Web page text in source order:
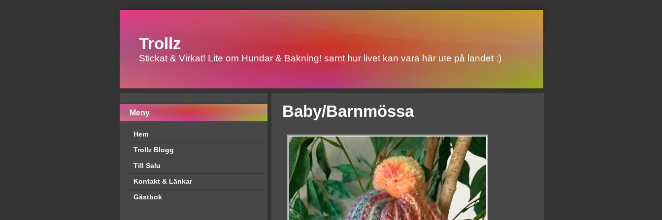
Trollz
Stickat & Virkat! Lite om Hundar & Bakning! samt hur livet kan vara här ute på landet :)
Meny
Hem
Trollz Blogg
Till Salu
Kontakt & Länkar
Gästbok
Baby/Barnmössa